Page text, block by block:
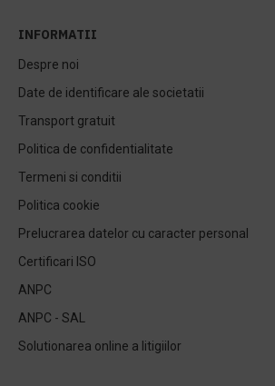
INFORMATII
Despre noi
Date de identificare ale societatii
Transport gratuit
Politica de confidentialitate
Termeni si conditii
Politica cookie
Prelucrarea datelor cu caracter personal
Certificari ISO
ANPC
ANPC - SAL
Solutionarea online a litigiilor